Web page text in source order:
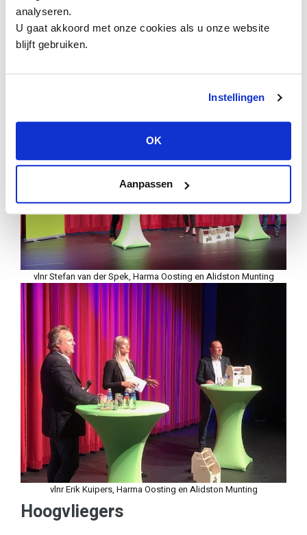
analyseren.
U gaat akkoord met onze cookies als u onze website
blijft gebruiken.
Instellingen
OK
Aanpassen
PIT ontwikkelen wij lesmateriaal voor zowel
docenten als leerlingen van voortgezet tot
wetenschappelijk onderwijs op het gebied van
vlnr Stefan van der Spek, Harma Oosting en Alidston Munting
vlnr Erik Kuipers, Harma Oosting en Alidston Munting
Hoogvliegers